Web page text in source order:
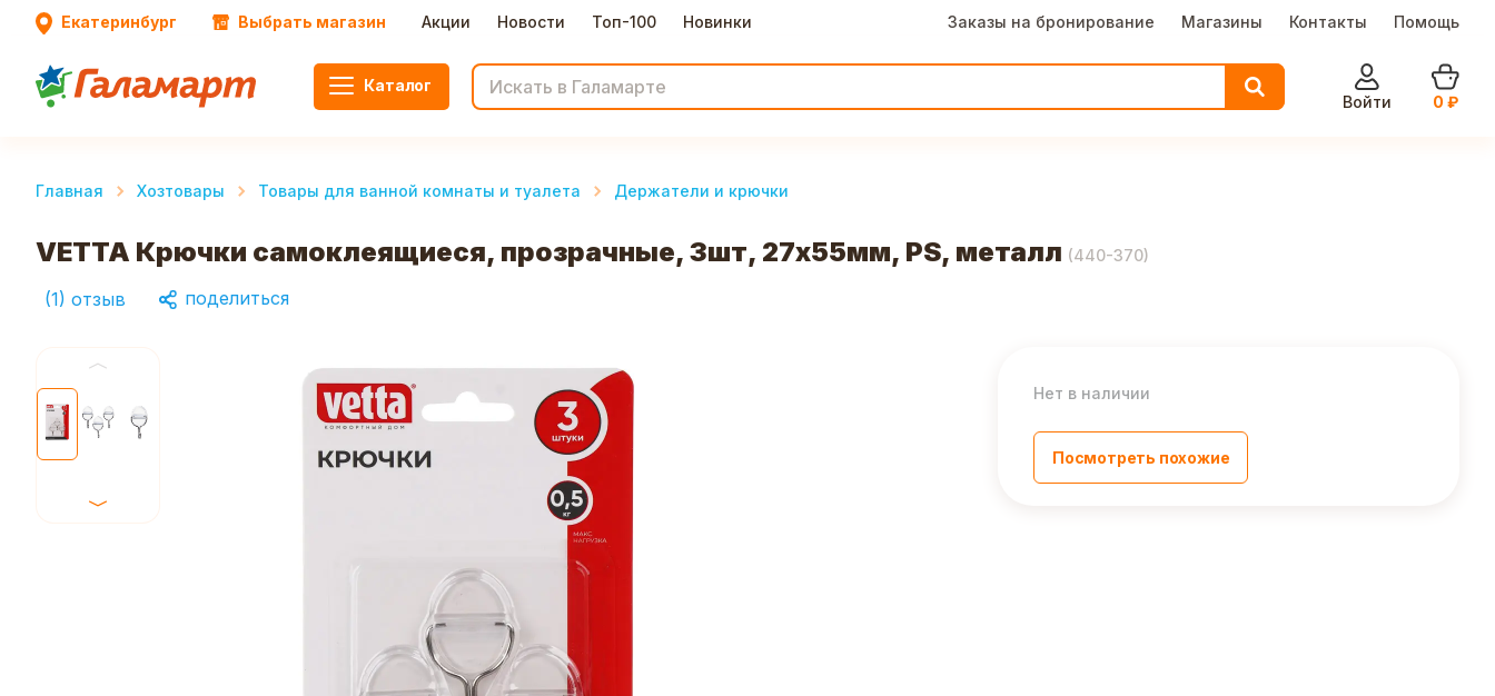
Екатеринбург Выбрать магазин Акции Новости Топ-100 Новинки Заказы на бронирование Магазины Контакты Помощь
Каталог
Войти
0 ₽
Главная Хозтовары Товары для ванной комнаты и туалета Держатели и крючки
VETTA Крючки самоклеящиеся, прозрачные, 3шт, 27х55мм, PS, металл (440-370)
(1) отзыв поделиться
Нет в наличии
Посмотреть похожие